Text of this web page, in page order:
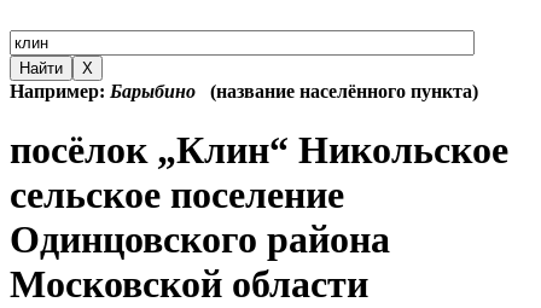
Найти X
Например: Барыбино (название населённого пункта)
посёлок „Клин“ Никольское
сельское поселение
Одинцовского района
Московской области